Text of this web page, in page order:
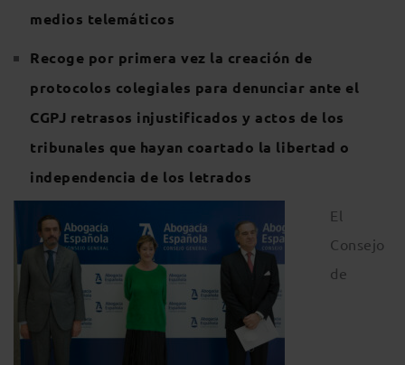
medios telemáticos
Recoge por primera vez la creación de
protocolos colegiales para denunciar ante el
CGPJ retrasos injustificados y actos de los
tribunales que hayan coartado la libertad o
independencia de los letrados
El
Consejo
de